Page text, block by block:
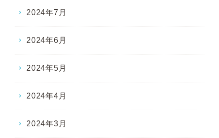
2024年7月
2024年6月
2024年5月
2024年4月
2024年3月